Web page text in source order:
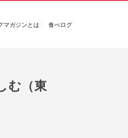
マガジンとは 食べログ
む（東